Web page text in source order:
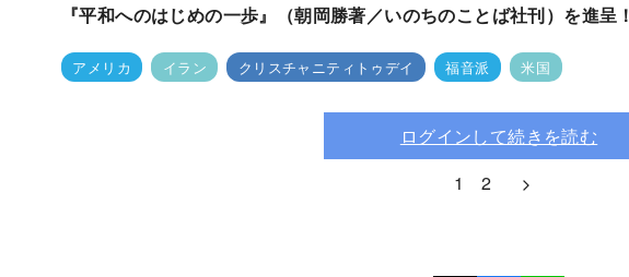
『平和へのはじめの一歩』（朝岡勝著／いのちのことば社刊）を進呈！
アメリカ イラン クリスチャニティトゥデイ 福音派 米国
ログインして続きを読む
1
2